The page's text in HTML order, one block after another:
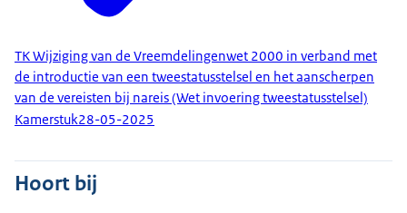
TK Wijziging van de Vreemdelingenwet 2000 in verband met
de introductie van een tweestatusstelsel en het aanscherpen
van de vereisten bij nareis (Wet invoering tweestatusstelsel)
Kamerstuk28-05-2025
Hoort bij